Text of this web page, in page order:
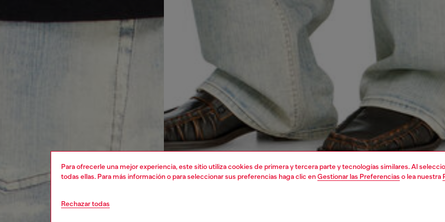
Para ofrecerle una mejor experiencia, este sitio utiliza cookies de primera y tercera parte y tecnologías similares. Al
todas ellas. Para más información o para seleccionar sus preferencias haga clic enGestionar las Preferencias o lea nuestra
Rechazar todas